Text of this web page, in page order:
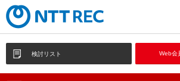
検討リスト Web会